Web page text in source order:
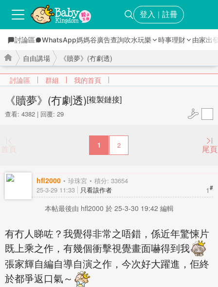
登入 ｜ 註冊
討論區 WhatsApp媽媽谷廣告查詢吹水玩樂 時事理財 由家出
討論區 群組 我的首頁
›
自由講場
›
《贖夢》(冇劇透)
查看: 4382 | 回覆: 29
《贖夢》(冇劇透)[複製鏈接]
首頁 1 2 尾頁
hfl2000 珍珠宮 積分: 33654
1#
25-3-29 11:33 只看該作者
本帖最後由 hfl2000 於 25-3-30 19:42 編輯
有冇人睇咗？我覺得非常之唔錯，係近年驚悚片
既上乘之作，有幾個衝擊視覺畫面嚇得到我
張家輝自編自導自演之作，今次好大躍進，佢終
於都爭返口氣～